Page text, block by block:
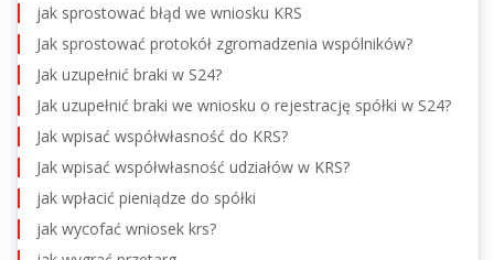
jak sprostować błąd we wniosku KRS
Jak sprostować protokół zgromadzenia wspólników?
Jak uzupełnić braki w S24?
Jak uzupełnić braki we wniosku o rejestrację spółki w S24?
Jak wpisać współwłasność do KRS?
Jak wpisać współwłasność udziałów w KRS?
jak wpłacić pieniądze do spółki
jak wycofać wniosek krs?